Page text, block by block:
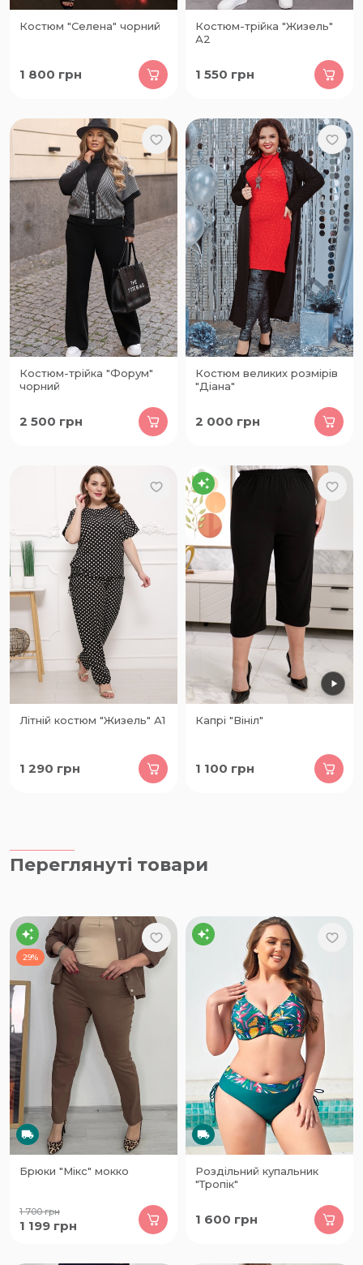
Костюм "Селена" чорний
1 800 грн
Костюм-трійка "Жизель"
А2
1 550 грн
Костюм-трійка "Форум"
чорний
2 500 грн
Костюм великих розмірів
"Діана"
2 000 грн
Літній костюм "Жизель" А1
1 290 грн
Капрі "Вініл"
1 100 грн
Переглянуті товари
29%
Брюки "Мікс" мокко
1 700грн
1 199 грн
Роздільний купальник
"Тропік"
1 600 грн